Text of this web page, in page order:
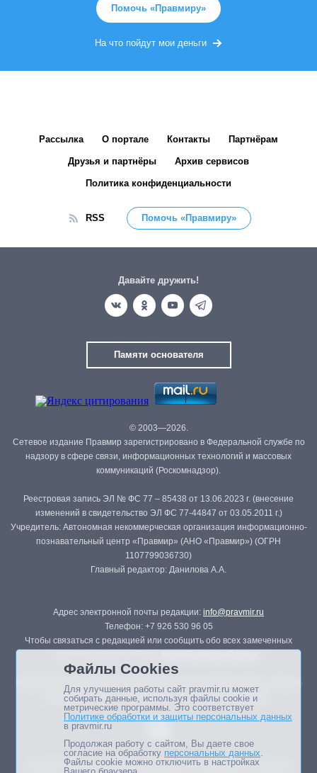
Помочь «Правмиру»
На что пойдут мои деньги
Рассылка О портале Контакты Партнёрам
Друзья и партнёры Архив сервисов
Политика конфиденциальности
RSS Помочь «Правмиру»
Давайте дружить!
Памяти основателя
© 2003—2026.
Сетевое издание Правмир зарегистрировано в Федеральной службе по
надзору в сфере связи, информационных технологий и массовых
коммуникаций (Роскомнадзор).
Реестровая запись ЭЛ № ФС 77 – 85438 от 13.06.2023 г. (внесение
изменений в свидетельство ЭЛ ФС 77-44847 от 03.05.2011 г.)
Учредитель: Автономная некоммерческая организация информационно-
познавательный центр «Правмир» (АНО «Правмир») (ОГРН
1107799036730)
Главный редактор: Данилова А.А.
Адрес электронной почты редакции: info@pravmir.ru
Телефон: +7 926 530 96 05
Чтобы связаться с редакцией или сообщить обо всех замеченных
Републикация материалов сайта в печатных изданиях (книгах, прессе)
возможна только с письменного разрешения редакции.
Мнение авторов статей портала может не совпадать с позицией
Файлы Cookies
Для улучшения работы сайт pravmir.ru может
собирать данные, используя файлы cookie и
метрические программы. Это соответствует
Политике обработки и защиты персональных данных
в pravmir.ru
Продолжая работу с сайтом, Вы даете свое
согласие на обработку персональных данных.
Файлы cookie можно отключить в настройках